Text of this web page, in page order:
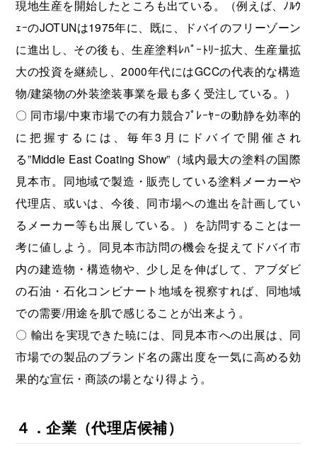
現地生産を開始したところも出ている。（例えば、ﾉﾙｳ
ｪｰのJOTUNは1975年に、既に、ドバイのフリーゾーン
に進出し、その後も、生産塗料ﾚﾊﾟｰﾄﾘｰ拡大、生産量拡
大の投資を継続し、2000年代にはGCCの代表的な構造
物/建築物の外装塗装事業を最も多く受注している。）
〇 同市場/中東市場での有力競合ﾌﾟﾚｰﾔｰの動静を効率的
に把握するには、毎年3月にドバイで開催され
る”Middle East Coating Show”（域内最大の塗料の国際
見本市。同地域で製造・販売している塗料メーカーや
代理店、或いは、今後、同市場への進出を計画してい
るメーカー等も出展している。）を訪問することは一
考に値しよう。同見本市訪問の機会を捉えてドバイ市
内の建造物・構造物や、少し足を伸ばして、アブダビ
の石油・石化コンビナート地域を視察すれば、同地域
での需要/用途を肌で感じることが出来よう。
〇 輸出を実現できた暁には、同見本市への出展は、同
市場での製品のブランド名の露出度を一気に高める効
果的な宣伝・商談の場となり得よう。
４．企業（代理店候補）